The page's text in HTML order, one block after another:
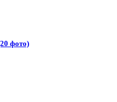
фото)